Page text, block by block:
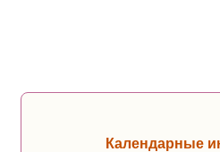
Календарные